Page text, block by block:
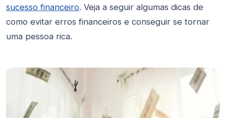
sucesso financeiro. Veja a seguir algumas dicas de
como evitar erros financeiros e conseguir se tornar
uma pessoa rica.